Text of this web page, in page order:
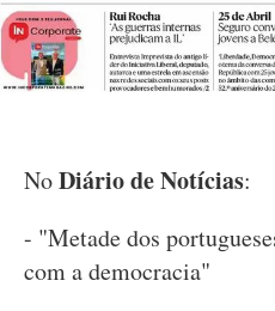
NoDiário de Notícias:
- "Metade dos
com a democracia"